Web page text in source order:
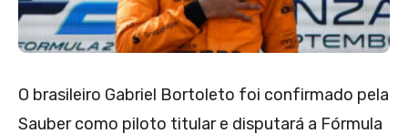
O brasileiro Gabriel Bortoleto foi confirmado pela
Sauber como piloto titular e disputará a Fórmula